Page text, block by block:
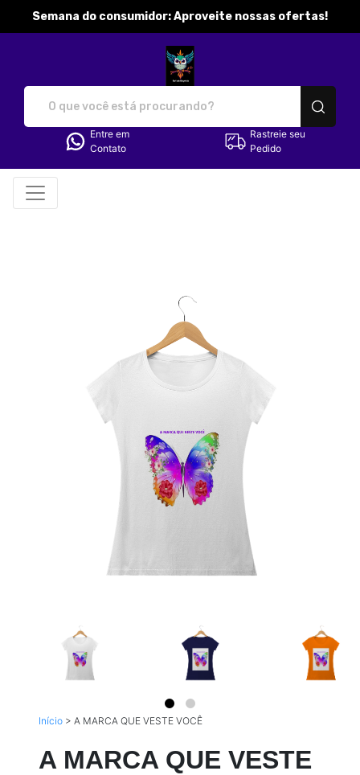
Semana do consumidor: Aproveite nossas ofertas!
Entre em
Contato
Rastreie seu
Pedido
Início > A MARCA QUE VESTE VOCÊ
A MARCA QUE VESTE